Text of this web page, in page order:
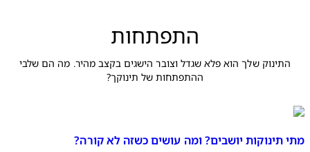
התפתחות
התינוק שלך הוא פלא שגדל וצובר הישגים בקצב מהיר. מה הם שלבי
ההתפתחות של תינוקך?
מתי תינוקות יושבים? ומה עושים כשזה לא קורה?